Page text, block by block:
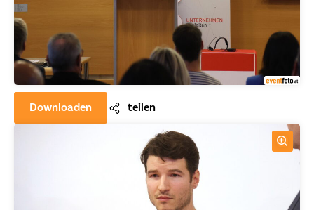
Downloaden teilen